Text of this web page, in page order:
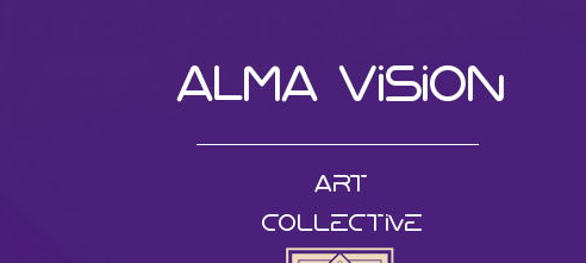
ALMA Vision
Art
collective